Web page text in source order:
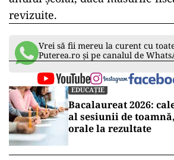
revizuite.
Vrei să fii mereu la curent cu
Puterea.ro și pe canalul de
EDUCAȚIE
Bacalaureat 2026:
al sesiunii de
orale la rezultate